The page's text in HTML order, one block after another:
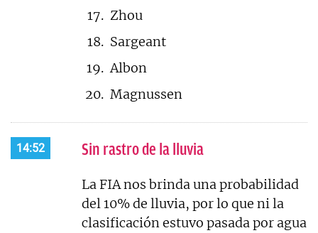
Zhou
Sargeant
Albon
Magnussen
14:52 Sin rastro de la lluvia
La FIA nos brinda una probabilidad
del 10% de lluvia, por lo que ni la
clasificación estuvo pasada por agua